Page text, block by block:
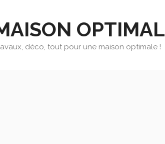
déco, tout pour une maison optimale !